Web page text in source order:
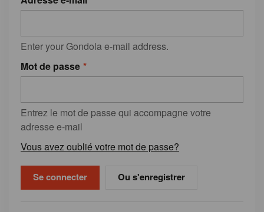
Enter your Gondola e-mail address.
Mot de passe
Entrez le mot de passe qui accompagne votre
adresse e-mail
Vous avez oublié votre mot de passe?
Ou s'enregistrer